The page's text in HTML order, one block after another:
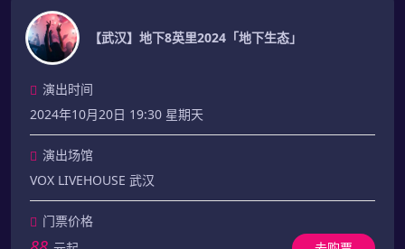
【武汉】地下8英里2024「地下生态」
演出时间
2024年10月20日 19:30 星期天
演出场馆
VOX LIVEHOUSE 武汉
门票价格